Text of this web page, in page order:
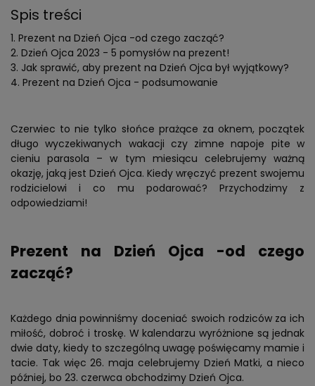
Spis treści
Prezent na Dzień Ojca -od czego zacząć?
Dzień Ojca 2023 - 5 pomysłów na prezent!
Jak sprawić, aby prezent na Dzień Ojca był wyjątkowy?
Prezent na Dzień Ojca - podsumowanie
Czerwiec to nie tylko słońce prażące za oknem, początek
długo wyczekiwanych wakacji czy zimne napoje pite w
cieniu parasola – w tym miesiącu celebrujemy ważną
okazję, jaką jest Dzień Ojca. Kiedy wręczyć prezent swojemu
rodzicielowi i co mu podarować? Przychodzimy z
odpowiedziami!
Prezent na Dzień Ojca -od czego
zacząć?
Każdego dnia powinniśmy doceniać swoich rodziców za ich
miłość, dobroć i troskę. W kalendarzu wyróżnione są jednak
dwie daty, kiedy to szczególną uwagę poświęcamy mamie i
tacie. Tak więc 26. maja celebrujemy Dzień Matki, a nieco
później, bo 23. czerwca obchodzimy Dzień Ojca.